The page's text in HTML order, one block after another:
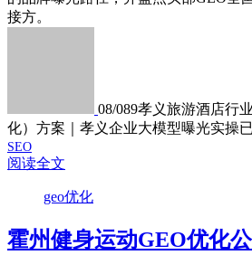
接方。
08/089孝义旅游酒店行
化）方案｜孝义企业大模型曝光实操
SEO
阅读全文
geo优化
霍州健身运动GEO优化